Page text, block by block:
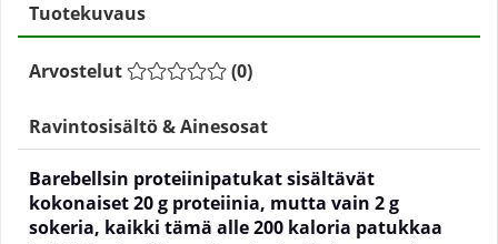
Tuotekuvaus
Arvostelut (0)
Ravintosisältö & Ainesosat
Barebellsin proteiinipatukat sisältävät
kokonaiset 20 g proteiinia, mutta vain 2 g
sokeria, kaikki tämä alle 200 kaloria patukkaa